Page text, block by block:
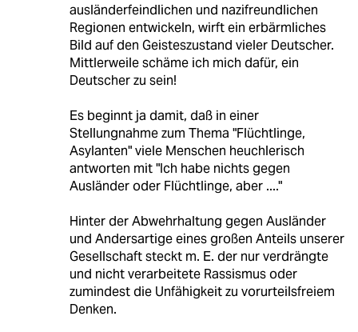
ausländerfeindlichen und nazifreundlichen
Regionen entwickeln, wirft ein erbärmliches
Bild auf den Geisteszustand vieler Deutscher.
Mittlerweile schäme ich mich dafür, ein
Deutscher zu sein!
Es beginnt ja damit, daß in einer
Stellungnahme zum Thema "Flüchtlinge,
Asylanten" viele Menschen heuchlerisch
antworten mit "Ich habe nichts gegen
Ausländer oder Flüchtlinge, aber ...."
Hinter der Abwehrhaltung gegen Ausländer
und Andersartige eines großen Anteils unserer
Gesellschaft steckt m. E. der nur verdrängte
und nicht verarbeitete Rassismus oder
zumindest die Unfähigkeit zu vorurteilsfreiem
Denken.